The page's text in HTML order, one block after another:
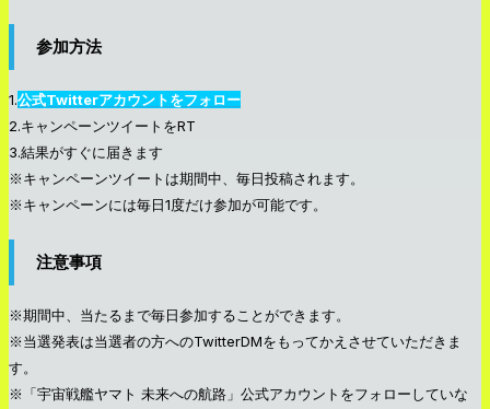
参加方法
1.公式Twitterアカウントをフォロー
2.キャンペーンツイートをRT
3.結果がすぐに届きます
※キャンペーンツイートは期間中、毎日投稿されます。
※キャンペーンには毎日1度だけ参加が可能です。
注意事項
※期間中、当たるまで毎日参加することができます。
※当選発表は当選者の方へのTwitterDMをもってかえさせていただきま
す。
※「宇宙戦艦ヤマト 未来への航路」公式アカウントをフォローしていな